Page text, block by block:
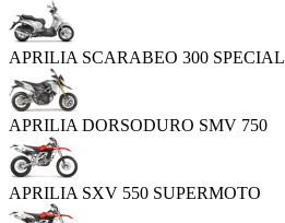
APRILIA SCARABEO 300 SPECIAL
APRILIA DORSODURO SMV 750
APRILIA SXV 550 SUPERMOTO